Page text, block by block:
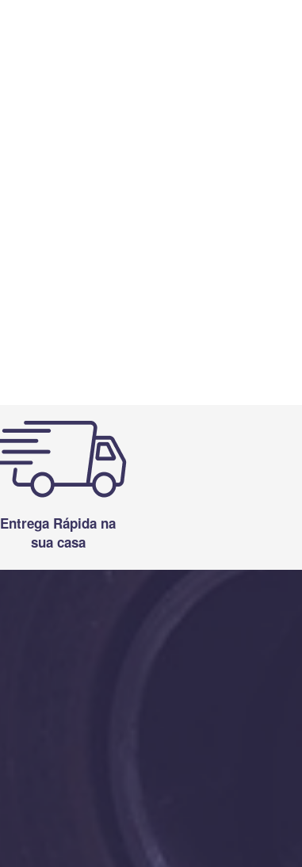
Entrega Rápida na
sua casa